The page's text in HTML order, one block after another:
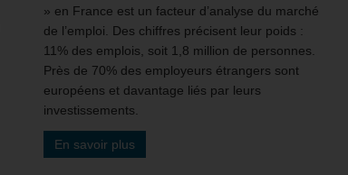
» en France est un facteur d’analyse du marché
de l’emploi. Des chiffres précisent leur poids :
11% des emplois, soit 1,8 million de personnes.
Près de 70% des employeurs étrangers sont
européens et davantage liés par leurs
investissements.
En savoir plus